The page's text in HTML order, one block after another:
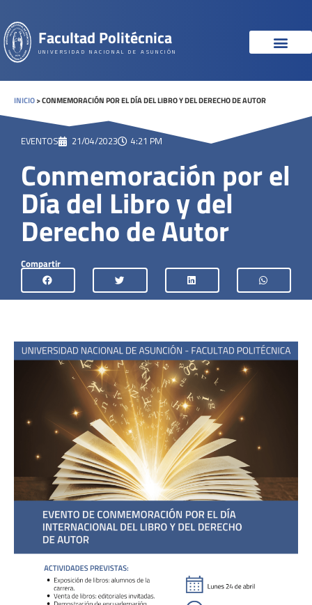
Facultad Politécnica
UNIVERSIDAD NACIONAL DE ASUNCIÓN
INICIO>CONMEMORACIÓN POR EL DÍA DEL LIBRO Y DEL DERECHO DE AUTOR
EVENTOS 21/04/2023 4:21 PM
Conmemoración por el
Día del Libro y del
Derecho de Autor
Compartir